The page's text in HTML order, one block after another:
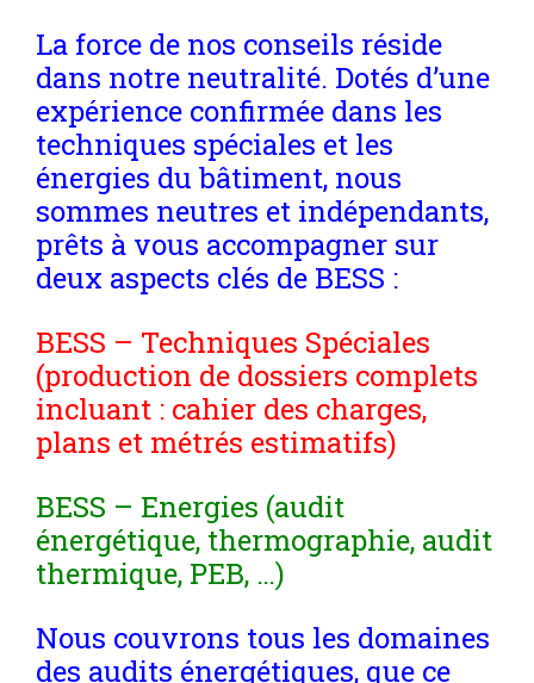
La force de nos conseils réside
dans notre neutralité. Dotés d’une
expérience confirmée dans les
techniques spéciales et les
énergies du bâtiment, nous
sommes neutres et indépendants,
prêts à vous accompagner sur
deux aspects clés de BESS :
BESS – Techniques Spéciales
(production de dossiers complets
incluant : cahier des charges,
plans et métrés estimatifs)
BESS – Energies (audit
énergétique, thermographie, audit
thermique, PEB, …)
Nous couvrons tous les domaines
des audits énergétiques, que ce